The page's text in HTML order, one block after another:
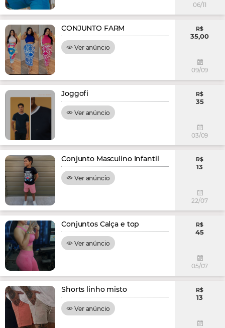
06/11
CONJUNTO FARM
Ver anúncio
R$
35,00
09/09
Joggofi
Ver anúncio
R$
35
03/09
Conjunto Masculino Infantil
Ver anúncio
R$
13
22/07
Conjuntos Calça e top
Ver anúncio
R$
45
05/07
Shorts linho misto
Ver anúncio
R$
13